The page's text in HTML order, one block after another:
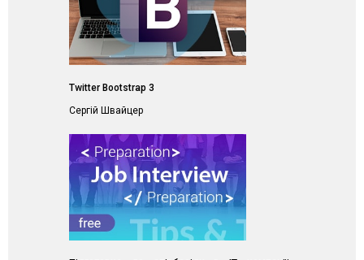
Twitter Bootstrap 3
Сергій Швайцер